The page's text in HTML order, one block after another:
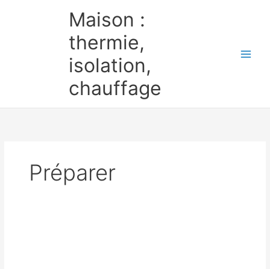
Maison :
thermie,
isolation,
chauffage
Préparer